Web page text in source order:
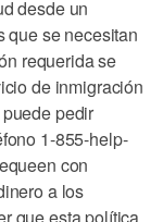
desde un
que se necesitan
requerida se
de inmigración
pedir
1-855-help-
con
a los
que esta política